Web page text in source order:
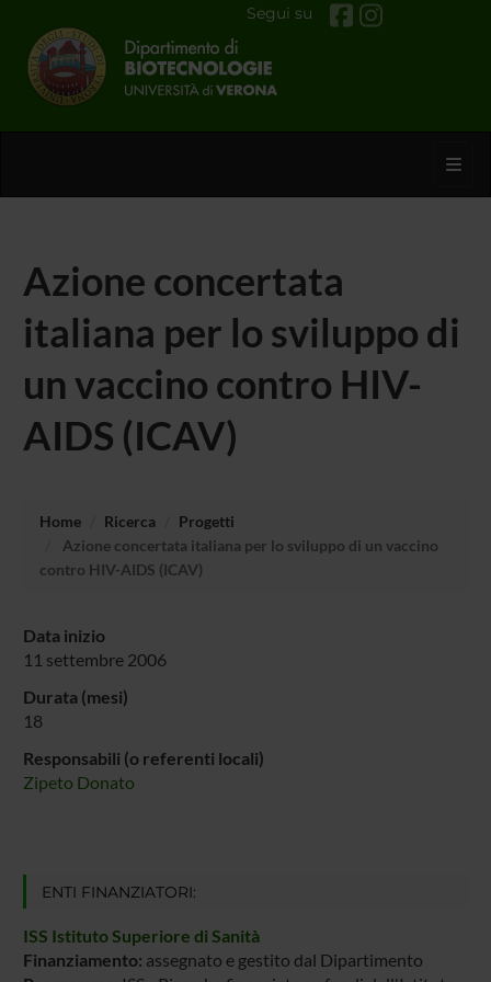
Segui su
Azione concertata
italiana per lo sviluppo di
un vaccino contro HIV-
AIDS (ICAV)
Home Ricerca
Progetti
Azione concertata italiana per lo sviluppo di un vaccino
contro HIV-AIDS (ICAV)
Data inizio
11 settembre 2006
Durata (mesi)
18
Responsabili (o referenti locali)
Zipeto Donato
ENTI FINANZIATORI:
ISS Istituto Superiore di Sanità
Finanziamento: assegnato e gestito dal Dipartimento